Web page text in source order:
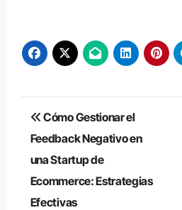
Navegación
de
entradas
Cómo Gestionar el
Feedback Negativo en
una Startup de
Ecommerce: Estrategias
Efectivas